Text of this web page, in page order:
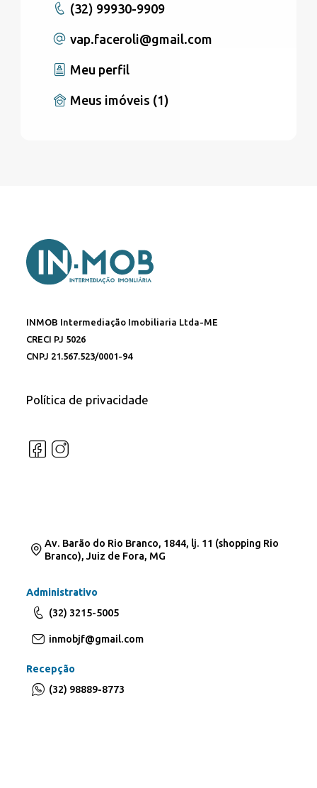
(32) 99930-9909
vap.faceroli@gmail.com
Meu perfil
Meus imóveis (1)
INMOB Intermediação Imobiliaria Ltda-ME
CRECI PJ 5026
CNPJ 21.567.523/0001-94
Política de privacidade
Av. Barão do Rio Branco, 1844, lj. 11 (shopping Rio
Branco), Juiz de Fora, MG
Administrativo
(32) 3215-5005
inmobjf@gmail.com
Recepção
(32) 98889-8773